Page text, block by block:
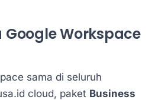
Workspace
sama di seluruh
cloud, paket Business